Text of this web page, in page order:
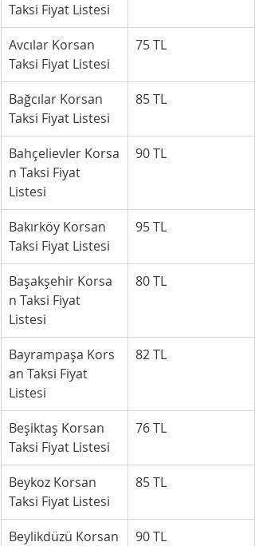
Taksi Fiyat Listesi
Avcılar Korsan
Taksi Fiyat Listesi
75 TL
Bağcılar Korsan
Taksi Fiyat Listesi
85 TL
Bahçelievler Korsa
n Taksi Fiyat
Listesi
90 TL
Bakırköy Korsan
Taksi Fiyat Listesi
95 TL
Başakşehir Korsa
n Taksi Fiyat
Listesi
80 TL
Bayrampaşa Kors
an Taksi Fiyat
Listesi
82 TL
Beşiktaş Korsan
Taksi Fiyat Listesi
76 TL
Beykoz Korsan
Taksi Fiyat Listesi
85 TL
Beylikdüzü Korsan
90 TL